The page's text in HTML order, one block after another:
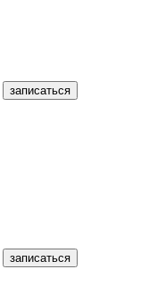
записаться
записаться